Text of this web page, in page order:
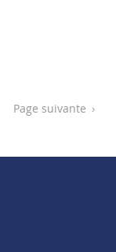
›
Page suivante